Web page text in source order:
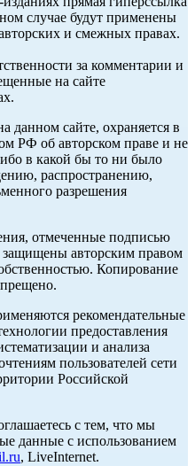
случае будут применены
и смежных правах.
за комментарии и
на сайте
данном сайте, охраняется в
РФ об авторском праве и не
в какой бы то ни было
распространению,
разрешения
отмеченные подписью
защищены авторским правом
Копирование
рекомендательные
предоставления
и анализа
пользователей сети
Российской
с тем, что мы
данные с использованием
, LiveInternet.